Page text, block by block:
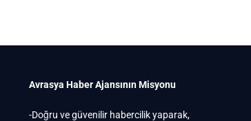
Avrasya Haber Ajansının Misyonu
-Doğru ve güvenilir habercilik yaparak,